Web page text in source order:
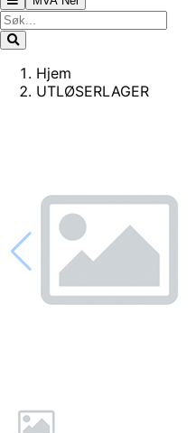
Hjem
UTLØSERLAGER